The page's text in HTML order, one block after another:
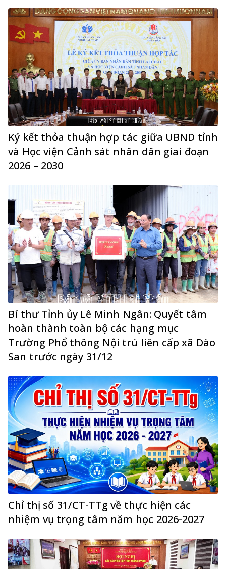
Ký kết thỏa thuận hợp tác giữa UBND tỉnh
và Học viện Cảnh sát nhân dân giai đoạn
2026 – 2030
Bí thư Tỉnh ủy Lê Minh Ngân: Quyết tâm
hoàn thành toàn bộ các hạng mục
Trường Phổ thông Nội trú liên cấp xã Dào
San trước ngày 31/12
Chỉ thị số 31/CT-TTg về thực hiện các
nhiệm vụ trọng tâm năm học 2026-2027